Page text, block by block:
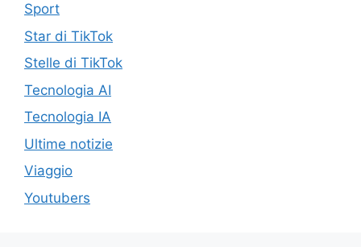
Sport
Star di TikTok
Stelle di TikTok
Tecnologia AI
Tecnologia IA
Ultime notizie
Viaggio
Youtubers